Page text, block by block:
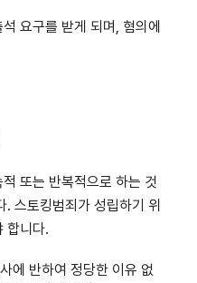
요구를 받게 되며, 혐의에
또는 반복적으로 하는 것
. 스토킹범죄가 성립하기 위
합니다.
에 반하여 정당한 이유 없